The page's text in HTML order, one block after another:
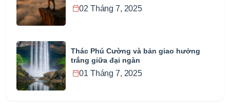
02 Tháng 7, 2025
Thác Phú Cường và bản giao hưởng
trắng giữa đại ngàn
01 Tháng 7, 2025